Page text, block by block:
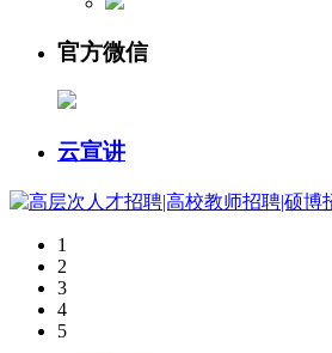
官方微信
云宣讲
1
2
3
4
5